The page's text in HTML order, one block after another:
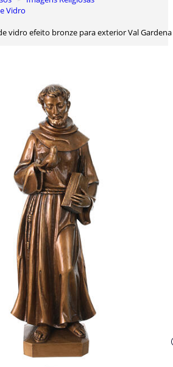
Vidro
vidro efeito bronze para exterior Val Gardena